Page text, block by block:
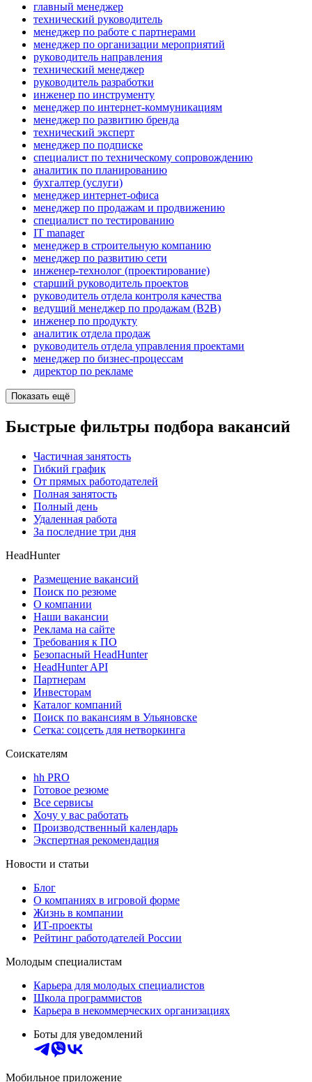
главный менеджер
технический руководитель
менеджер по работе с партнерами
менеджер по организации мероприятий
руководитель направления
технический менеджер
руководитель разработки
инженер по инструменту
менеджер по интернет-коммуникациям
менеджер по развитию бренда
технический эксперт
менеджер по подписке
специалист по техническому сопровождению
аналитик по планированию
бухгалтер (услуги)
менеджер интернет-офиса
менеджер по продажам и продвижению
специалист по тестированию
IT manager
менеджер в строительную компанию
менеджер по развитию сети
инженер-технолог (проектирование)
старший руководитель проектов
руководитель отдела контроля качества
ведущий менеджер по продажам (B2B)
инженер по продукту
аналитик отдела продаж
руководитель отдела управления проектами
менеджер по бизнес-процессам
директор по рекламе
Показать ещё
Быстрые фильтры подбора вакансий
Частичная занятость
Гибкий график
От прямых работодателей
Полная занятость
Полный день
Удаленная работа
За последние три дня
HeadHunter
Размещение вакансий
Поиск по резюме
О компании
Наши вакансии
Реклама на сайте
Требования к ПО
Безопасный HeadHunter
HeadHunter API
Партнерам
Инвесторам
Каталог компаний
Поиск по вакансиям в Ульяновске
Сетка: соцсеть для нетворкинга
Соискателям
hh PRO
Готовое резюме
Все сервисы
Хочу у вас работать
Производственный календарь
Экспертная рекомендация
Новости и статьи
Блог
О компаниях в игровой форме
Жизнь в компании
ИТ-проекты
Рейтинг работодателей России
Молодым специалистам
Карьера для молодых специалистов
Школа программистов
Карьера в некоммерческих организациях
Боты для уведомлений
Мобильное приложение